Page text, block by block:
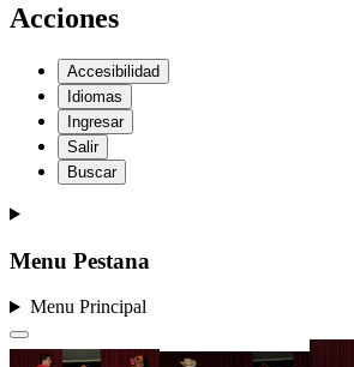
Acciones
Accesibilidad
Idiomas
Ingresar
Salir
Buscar
Menu Pestana
Menu Principal